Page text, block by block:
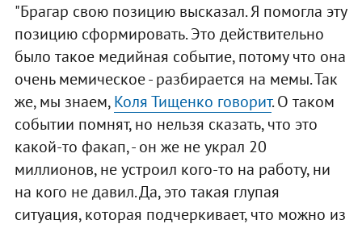
"Брагар свою позицию высказал. Я помогла эту
позицию сформировать. Это действительно
было такое медийная событие, потому что она
очень мемическое - разбирается на мемы. Так
же, мы знаем,Коля Тищенко говорит. О таком
событии помнят, но нельзя сказать, что это
какой-то факап, - он же не украл 20
миллионов, не устроил кого-то на работу, ни
на кого не давил. Да, это такая глупая
ситуация, которая подчеркивает, что можно из